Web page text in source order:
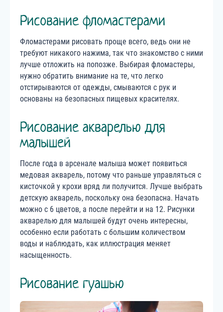
Рисование фломастерами
Фломастерами рисовать проще всего, ведь они не
требуют никакого нажима, так что знакомство с ними
лучше отложить на попозже. Выбирая фломастеры,
нужно обратить внимание на те, что легко
отстирываются от одежды, смываются с рук и
основаны на безопасных пищевых красителях.
Рисование акварелью для
малышей
После года в арсенале малыша может появиться
медовая акварель, потому что раньше управляться с
кисточкой у крохи вряд ли получится. Лучше выбрать
детскую акварель, поскольку она безопасна. Начать
можно с 6 цветов, а после перейти и на 12. Рисунки
акварелью для малышей будут очень интересны,
особенно если работать с большим количеством
воды и наблюдать, как иллюстрация меняет
насыщенность.
Рисование гуашью